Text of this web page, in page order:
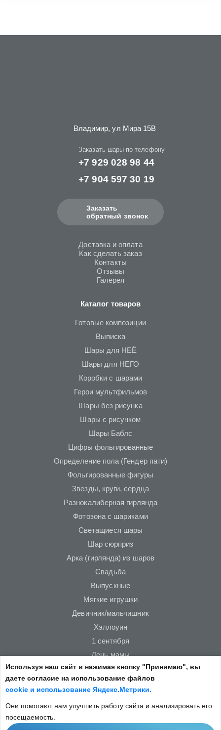
Доставка и оплата
Как сделать заказ
Контакты
Отзывы
Галерея
Каталог товаров
Готовые композиции
Выписка
Шары для НЕЁ
Шары для НЕГО
Коробки с шарами
Герои мультфильмов
Шары без рисунка
Шары с рисунком
Шары Баблс
Цифры фольгированные
Определение пола (Гендер пати)
Фольгированные фигуры
Звезды, круги, сердца
Разнокалиберная гирлянда
Фотозона с шариками
Светащиеся шары
Шар сюрприз
Арка (гирлянда) из шаров
Свадьба
Выпускные
Мягкие игрушки
Девичник/мальчишник
Хэллоуин
1 сентября
День мамы
Новый год
23 февраля
14 февраля
8 марта
Владимир, ул Мира 15B
Заказать шары по телефону
+7 929 028 98 44
+7 904 597 30 19
Заказать
обратный звонок
Используя наш сайт и нажимая кнопку "Принимаю", вы
даете согласие на использование файлов
cookie и использование Яндекс.Метрики.
Они помогают нам улучшить работу сайта и анализировать его
посещаемость.